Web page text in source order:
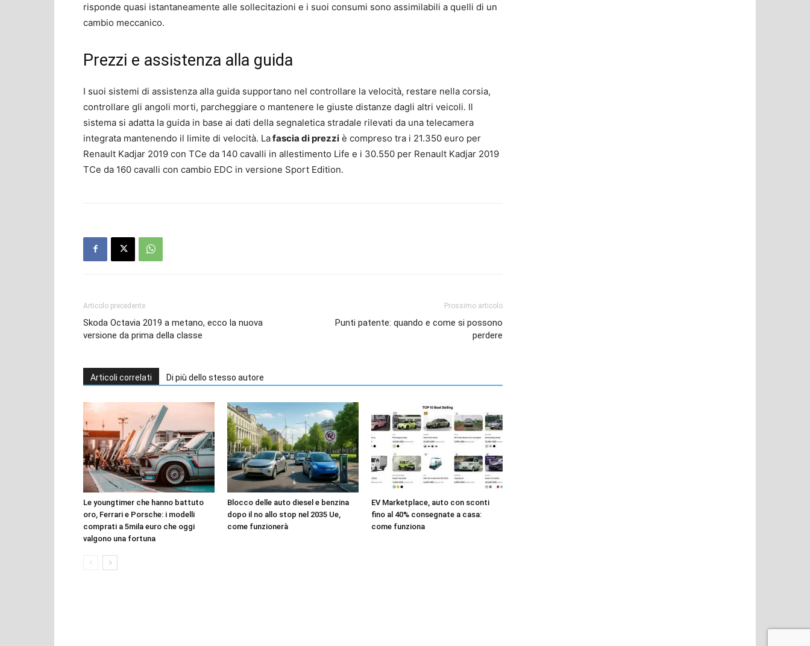
risponde quasi istantaneamente alle sollecitazioni e i suoi consumi sono assimilabili a quelli di un
cambio meccanico.
Prezzi e assistenza alla guida
I suoi sistemi di assistenza alla guida supportano nel controllare la velocità, restare nella corsia,
controllare gli angoli morti, parcheggiare o mantenere le giuste distanze dagli altri veicoli. Il
sistema si adatta la guida in base ai dati della segnaletica stradale rilevati da una telecamera
integrata mantenendo il limite di velocità. Lafascia di prezzi è compreso tra i 21.350 euro per
Renault Kadjar 2019 con TCe da 140 cavalli in allestimento Life e i 30.550 per Renault Kadjar 2019
TCe da 160 cavalli con cambio EDC in versione Sport Edition.
Articolo precedente
Skoda Octavia 2019 a metano, ecco la nuova
versione da prima della classe
Prossimo articolo
Punti patente: quando e come si possono
perdere
Articoli correlati Di più dello stesso autore
Le youngtimer che hanno battuto
oro, Ferrari e Porsche: i modelli
comprati a 5mila euro che oggi
valgono una fortuna
Blocco delle auto diesel e benzina
dopo il no allo stop nel 2035 Ue,
come funzionerà
EV Marketplace, auto con sconti
fino al 40% consegnate a casa:
come funziona